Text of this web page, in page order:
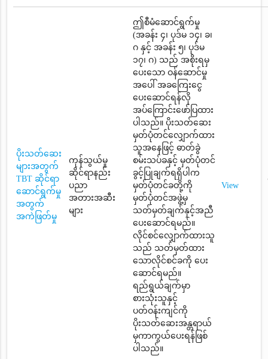
ပိုးသတ်ဆေး
များအတွက်
TBT ဆိုင်ရာ
ဆောင်ရွက်မှု
အတွက်
အကဲဖြတ်မှု
ကုန်သွယ်မှု
ဆိုင်ရာနည်း
ပညာ
အတားအဆီး
များ
ဤစီမံဆောင်ရွက်မှု
(အခန်း ၄၊ ပုဒ်မ ၁၄၊ ခ၊
ဂ နှင့် အခန်း ၅၊ ပုဒ်မ
၁၇၊ ဂ) သည် အစိုးရမှ
ပေးသော ဝန်ဆောင်မှု
အပေါ် အခကြေးငွေ
ပေးဆောင်ရန်လို
အပ်ကြောင်းဖော်ပြထား
ပါသည်။ ပိုးသတ်ဆေး
မှတ်ပုံတင်လျှောက်ထား
သူအနေဖြင့် ဓာတ်ခွဲ
စမ်းသပ်ခနှင့် မှတ်ပုံတင်
ခွင့်ပြုချက်ရရှိပါက
မှတ်ပုံတင်ခတို့ကို
မှတ်ပုံတင်အဖွဲ့မှ
သတ်မှတ်ချက်နှင့်အညီ
ပေးဆောင်ရမည်။
လိုင်စင်လျှောက်ထားသူ
သည် သတ်မှတ်ထား
သောလိုင်စင်ခကို ပေး
ဆောင်ရမည်။
ရည်ရွယ်ချက်မှာ
စားသုံးသူနှင့်
ပတ်ဝန်းကျင်ကို
ပိုးသတ်ဆေးအန္တရာယ်
မှကာကွယ်ပေးရန်ဖြစ်
ပါသည်။
View